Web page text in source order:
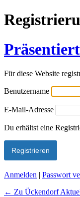
Für diese Website
Benutzername
E-Mail-Adresse
Alternative:
Du erhältst eine
Anmelden | Passwort
← Zu Ückendorf